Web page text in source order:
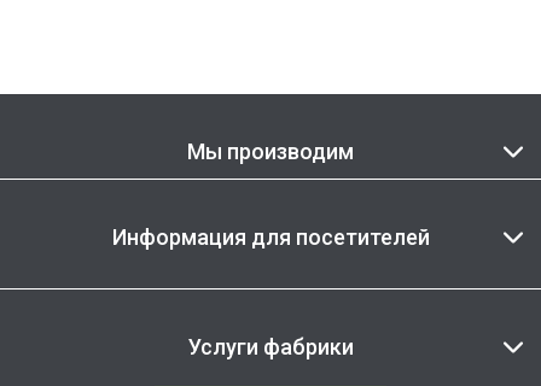
Мы производим
Информация для посетителей
Услуги фабрики